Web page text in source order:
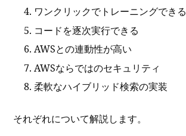
ワンクリックでトレーニングできる
コードを逐次実行できる
AWSとの連動性が高い
AWSならではのセキュリティ
柔軟なハイブリッド検索の実装
それぞれについて解説します。